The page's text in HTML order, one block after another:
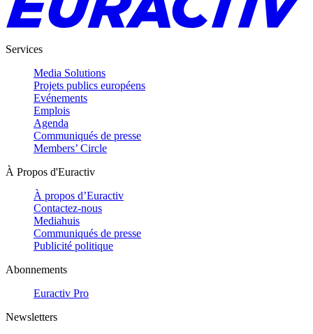
Services
Media Solutions
Projets publics européens
Evénements
Emplois
Agenda
Communiqués de presse
Members’ Circle
À Propos d'Euractiv
À propos d’Euractiv
Contactez-nous
Mediahuis
Communiqués de presse
Publicité politique
Abonnements
Euractiv Pro
Newsletters